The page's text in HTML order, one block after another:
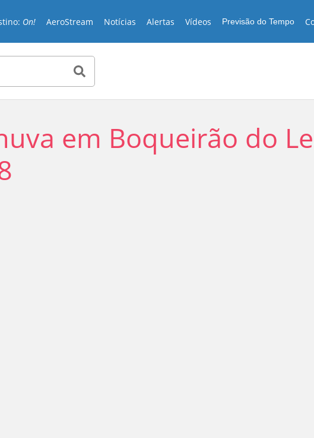
On! AeroStream Notícias Alertas Vídeos Previsão do Tempo
em Boqueirão do